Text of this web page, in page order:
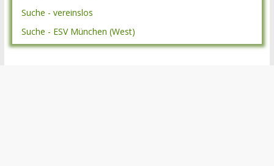
Suche - vereinslos
Suche - ESV München (West)